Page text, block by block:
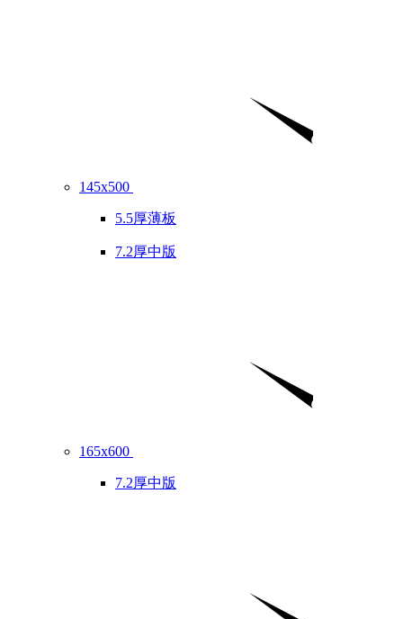
145x500
5.5厚薄板
7.2厚中版
165x600
7.2厚中版